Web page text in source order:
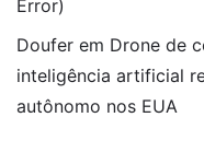
Error)
Doufer em Drone de
inteligência artificial
autônomo nos EUA